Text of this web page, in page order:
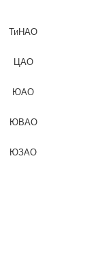
ТиНАО
ЦАО
ЮАО
ЮВАО
ЮЗАО